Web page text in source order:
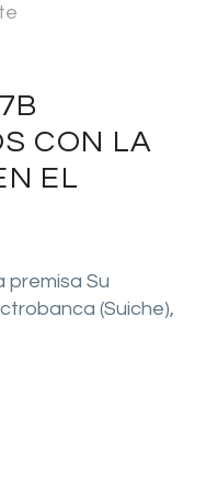
CON LA
EL
premisa Su
(Suiche),